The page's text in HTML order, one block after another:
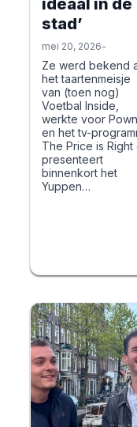
ideaal in de
stad’
mei 20, 2026-
Ze werd bekend
het taartenmeisje
van (toen nog)
Voetbal Inside,
werkte voor
en het tv-
The Price is Right
presenteert
binnenkort het
Yuppen…